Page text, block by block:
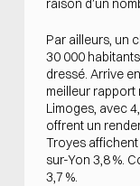
raison d’un
Par ailleurs, un
30 000
dressé. Arrive
meilleur rapport
Limoges, avec
offrent un
Troyes affichent
sur-Yon 3,8 %.
3,7 %.